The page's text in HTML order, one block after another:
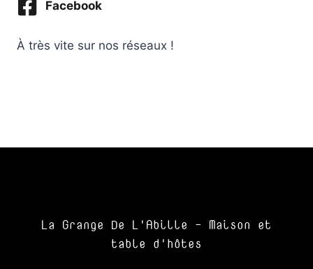
Facebook
À très vite sur nos réseaux !
La Grange De L'Abille - Maison et
table d'hôtes